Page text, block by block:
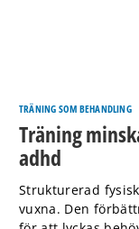
TRÄNING SOM BEHANDLING
Träning
adhd
Strukturerad
vuxna. Den